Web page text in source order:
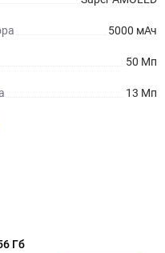
5000 мАч
50 Мп
13 Мп
Гб